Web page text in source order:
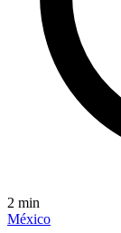
2 min
México